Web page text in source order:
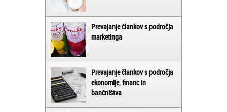
Prevajanje člankov s področja
marketinga
Prevajanje člankov s področja
ekonomije, financ in
bančništva